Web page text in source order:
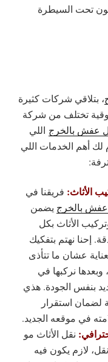
تحت السيطرة
، بتلاقي شركات كثيرة
تختلف من شركة
عفش بالخرج اللي
أهم الخدمات اللي
الأثاث: فريقنا في
بالخرج يضمن
الأثاث بكل
إحنا نهتم بتفكيك
عشان ما تتأذى
وبعدها نركبها في
بنفس الجودة. هذي
استقرار
في موقعه الجديد.
نقل الأثاث مو
لازم يكون فيه